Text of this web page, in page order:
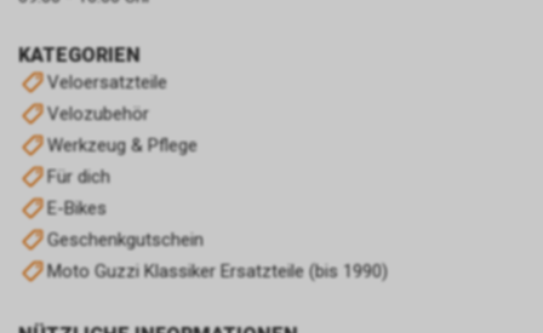
KATEGORIEN
Veloersatzteile
Velozubehör
Werkzeug & Pflege
Für dich
E-Bikes
Geschenkgutschein
Moto Guzzi Klassiker Ersatzteile (bis 1990)